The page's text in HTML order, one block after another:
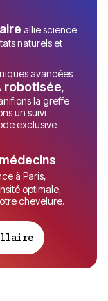
allie science
naturels et
avancées
robotisée,
la greffe
un suivi
exclusive
médecins
à Paris,
optimale,
chevelure.